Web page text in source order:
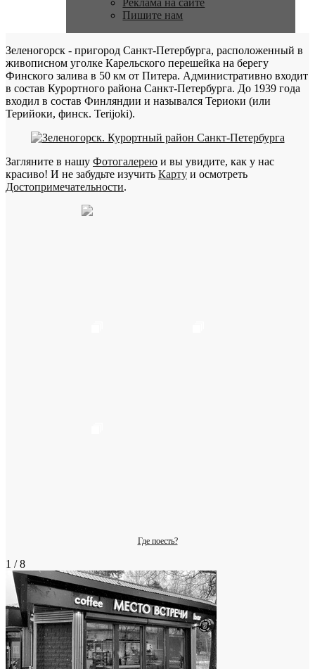
Реклама на сайте
Пишите нам
Зеленогорск - пригород Санкт-Петербурга, расположенный в
живописном уголке Карельского перешейка на берегу
Финского залива в 50 км от Питера. Административно входит
в состав Курортного района Санкт-Петербурга. До 1939 года
входил в состав Финляндии и назывался Териоки (или
Терийоки, финск. Terijoki).
Загляните в нашу Фотогалерею и вы увидите, как у нас
красиво! И не забудьте изучить Карту и осмотреть
Достопримечательности.
Где поесть?
1 / 8